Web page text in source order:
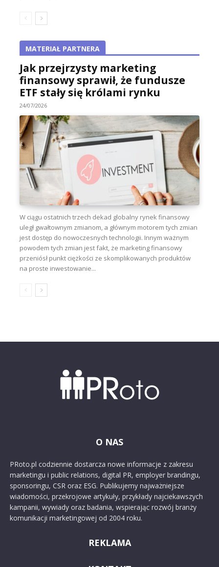
MATERIAŁ PARTNERA
Jak przejrzysty marketing
finansowy sprawił, że fundusze
ETF stały się królami rynku
24/07/2026
W ciągu ostatnich trzech dekad globalny rynek finansowy
uległ gwałtownym zmianom, a głównym motorem tych zmian
jest dostęp do nowoczesnych technologii. Innym ważnym
powodem tych zmian jest fakt, że marketing finansowy
przeniósł punkt ciężkości ze skomplikowanych produktów
na proste inwestowanie...
O NAS
PRoto.pl codziennie dostarcza nowe informacje z zakresu
marketingu i public relations, digital PR, employer brandingu,
sponsoringu, CSR oraz ESG. Publikujemy najważniejsze
wiadomości, przekrojowe artykuły, przykłady najciekawszych
kampanii, wywiady oraz badania, wspierając rozwój branży
komunikacji marketingowej od 2004 roku.
REKLAMA